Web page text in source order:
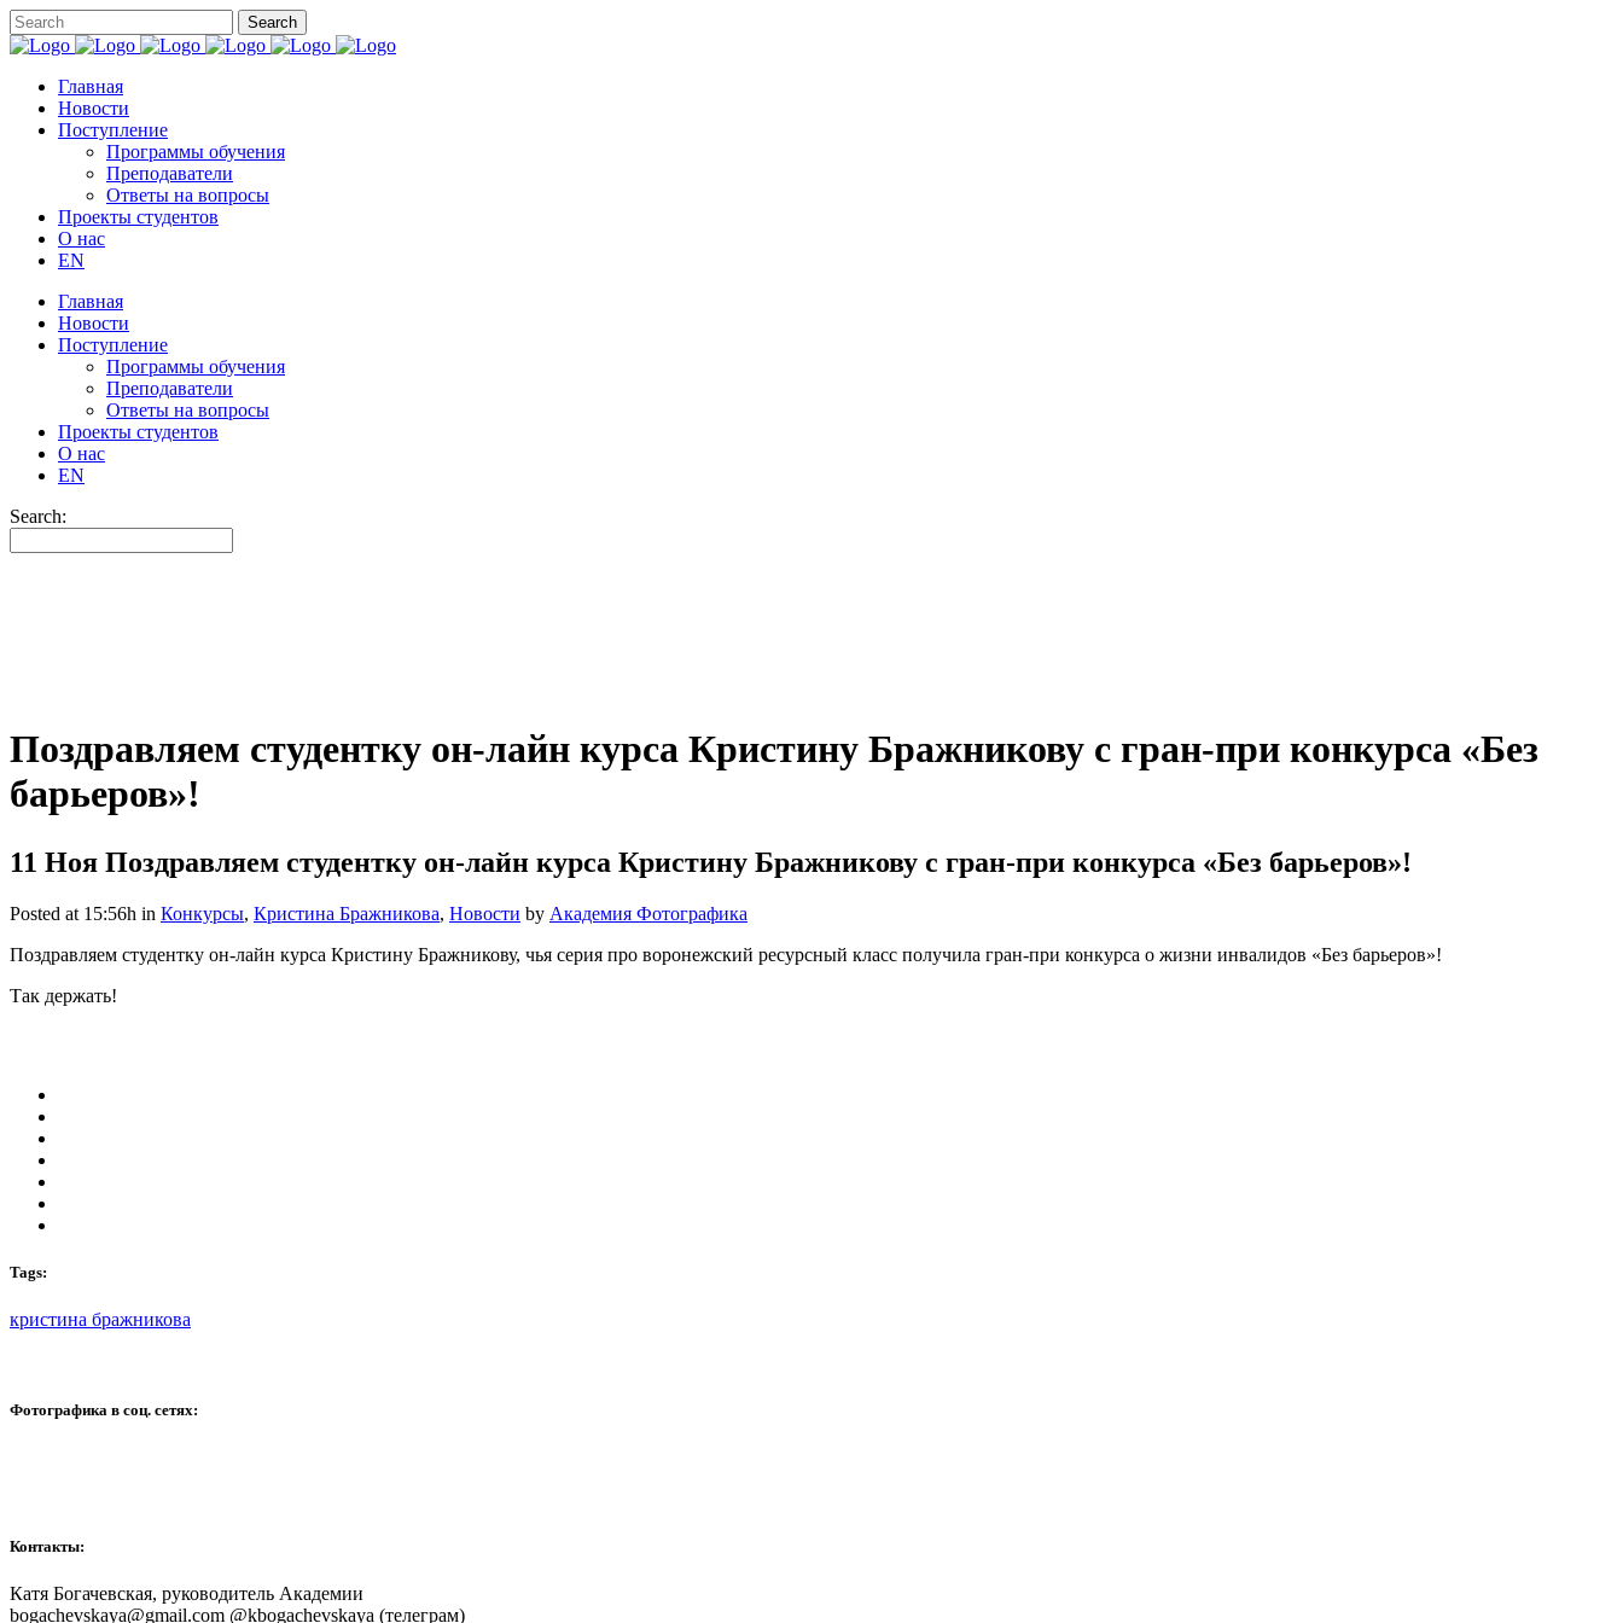
Главная
Новости
Поступление
Программы обучения
Преподаватели
Ответы на вопросы
Проекты студентов
О нас
EN
Главная
Новости
Поступление
Программы обучения
Преподаватели
Ответы на вопросы
Проекты студентов
О нас
EN
Search:
Поздравляем студентку он-лайн курса Кристину Бражникову с гран-при конкурса «Без
барьеров»!
11 Ноя Поздравляем студентку он-лайн курса Кристину Бражникову с гран-при конкурса «Без барьеров»!
Posted at 15:56h in Конкурсы, Кристина Бражникова, Новости by Академия Фотографика
Поздравляем студентку он-лайн курса Кристину Бражникову, чья серия про воронежский ресурсный класс получила гран-при конкурса о жизни инвалидов «Без барьеров»!
Так держать!
Tags:
кристина бражникова
Фотографика в соц. сетях:
Контакты:
Катя Богачевская, руководитель Академии
bogachevskaya@gmail.com @kbogachevskaya (телеграм)